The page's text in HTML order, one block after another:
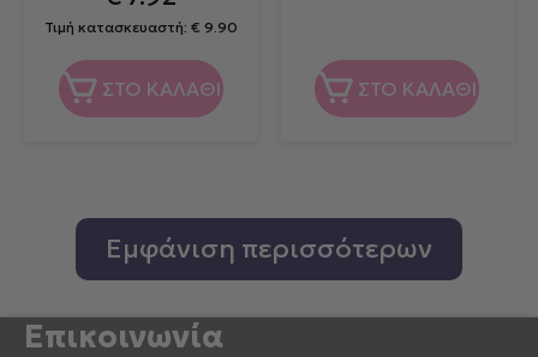
Τιμή κατασκευαστή: € 9.90
ΣΤΟ ΚΑΛΑΘΙ ΣΤΟ ΚΑΛΑΘΙ
Εμφάνιση περισσότερων
Επικοινωνία